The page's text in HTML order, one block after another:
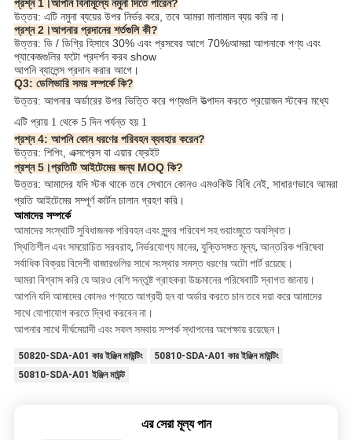
প্রশ্ন 1।আপনি বিনামূল্যে নমুনা দিতে পারেন?
উত্তর: এটি নমুনা ব্যয়ের উপর নির্ভর করে, তবে আমরা মালামাল ব্যয় করি না।
প্রশ্ন 2।আপনার প্রদানের শর্তগুলি কী?
উত্তর: ডি / ডিগ্রি হিসাবে 30% এবং প্রসবের আগে 70%আমরা আপনাকে পণ্য এবং
প্যাকেজগুলির ফটো প্রদর্শন করব show
আপনি ব্যালেন্স প্রদান করার আগে।
Q3: ডেলিভারি সময় সম্পর্কে কি?
উত্তর: আপনার অর্ডারের উপর ভিত্তি করে পণ্যগুলি উত্পাদন করতে প্রয়োজন স্টকের মধ্যে
এটি প্রায় 1 থেকে 5 দিন পর্যন্ত হয় 1
প্রশ্ন 4: আপনি কোন ধরণের পরিবহন ব্যবহার করেন?
উত্তর: শিপিং, এক্সপ্রেস বা এয়ার ফ্রেইট
প্রশ্ন 5।প্রতিটি আইটেমের জন্য MOQ কি?
উত্তর: আমাদের যদি স্টক থাকে তবে সেখানে কোনও এমওকিউ বিধি নেই, সাধারণভাবে আমরা
প্রতি আইটেমের সম্পূর্ণ কার্টন চালান গ্রহণ করি।
আমাদের সম্পর্কে
আমাদের সংস্থাটি সুবিধাজনক পরিবহন এবং সুন্দর পরিবেশ সহ গুয়াংজুতে অবস্থিত।
স্থিতিশীল এবং সময়োচিত সরবরাহ, নির্ভরযোগ্য মানের, যুক্তিসঙ্গত মূল্য, আন্তরিক পরিষেবা
সর্বাধিক বিক্রয় বিদেশী বাজারগুলির সাথে সংস্থার সমস্ত ধরণের অটো পার্ট রয়েছে।
আমরা বিশ্বাস করি যে আরও বেশি সন্তুষ্ট গ্রাহকরা উচ্চমানের পরিষেবাটি স্বাগত জানায়।
আপনি যদি আমাদের কোনও পণ্যতে আগ্রহী হন বা অর্ডার করতে চান তবে দয়া করে আমাদের
সাথে যোগাযোগ করতে দ্বিধা করবেন না।
আপনার সাথে দীর্ঘমেয়াদী এবং সফল সমবায় সম্পর্ক স্থাপনের অপেক্ষায় রয়েছেন।
50820-SDA-A01 কার ইঞ্জিন মাউন্টিং
50810-SDA-A01 কার ইঞ্জিন মাউন্টিং
50810-SDA-A01 ইঞ্জিন মাউন্ট
এর সেরা মূল্য পান